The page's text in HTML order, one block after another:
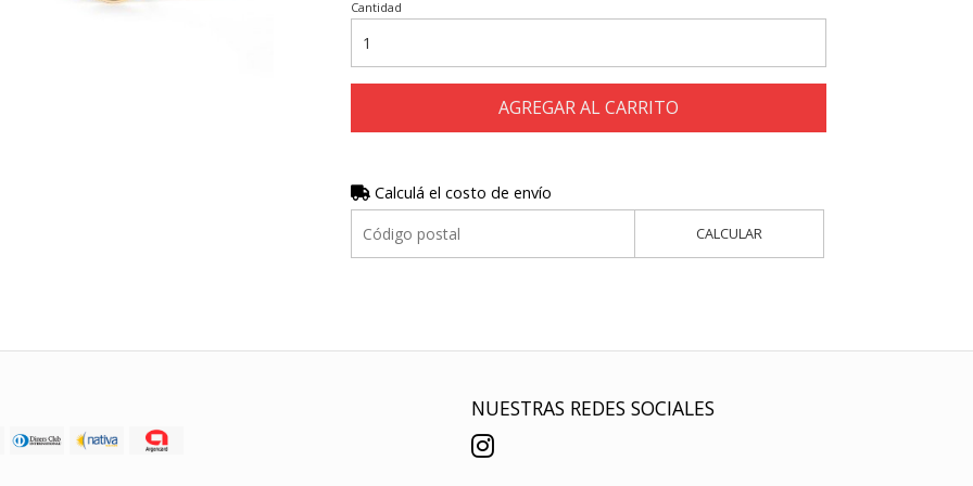
Cantidad
AGREGAR AL CARRITO
Calculá el costo de envío
CALCULAR
NUESTRAS REDES SOCIALES